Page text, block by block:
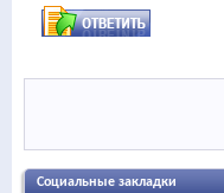
Социальные закладки